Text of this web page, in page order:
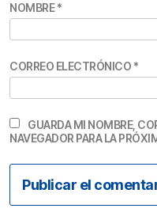
NOMBRE*
CORREO ELECTRÓNICO *
GUARDA MI NOMBRE,
NAVEGADOR PARA LA